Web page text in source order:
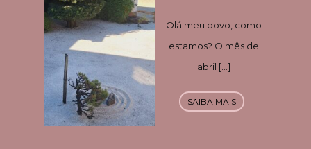
Olá meu povo, como
estamos? O mês de
abril […]
SAIBA MAIS